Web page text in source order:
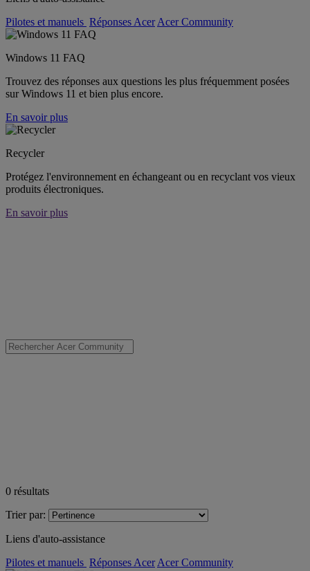
Pilotes et manuels Réponses Acer Acer Community
Windows 11 FAQ
Trouvez des réponses aux questions les plus fréquemment posées
sur Windows 11 et bien plus encore.
En savoir plus
Recycler
Protégez l'environnement en échangeant ou en recyclant vos vieux
produits électroniques.
En savoir plus
0 résultats
Trier par:
Liens d'auto-assistance
Pilotes et manuels Réponses Acer Acer Community